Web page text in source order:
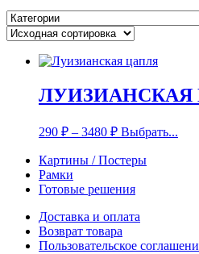
ЛУИЗИАНСКАЯ
290 ₽ – 3480 ₽ Выбрать...
Картины / Постеры
Рамки
Готовые решения
Доставка и оплата
Возврат товара
Пользовательское